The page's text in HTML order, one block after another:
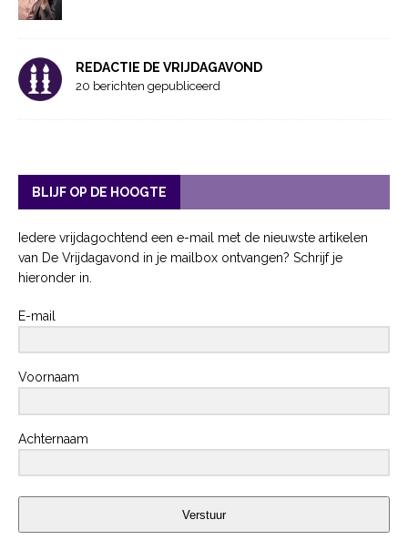
REDACTIE DE VRIJDAGAVOND
20 berichten gepubliceerd
BLIJF OP DE HOOGTE
Iedere vrijdagochtend een e-mail met de nieuwste artikelen
van De Vrijdagavond in je mailbox ontvangen? Schrijf je
hieronder in.
E-mail
Voornaam
Achternaam
Verstuur